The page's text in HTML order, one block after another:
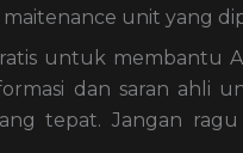
unit yang
untuk membantu
dan saran ahli
tepat. Jangan